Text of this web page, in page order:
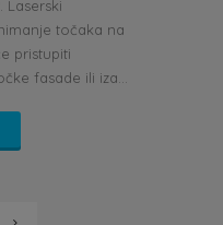
Laserski
točaka na
pristupiti
fasade ili iza...